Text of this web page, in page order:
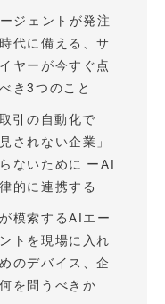
ジェントが発注
代に備える、サ
ヤーが今すぐ点
き3つのこと
引の自動化で
見されない企業」
ないために ーAI
的に連携する
模索するAIエー
トを現場に入れ
のデバイス、企
を問うべきか